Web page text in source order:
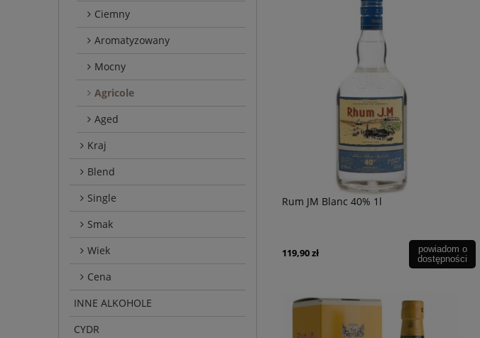
Ciemny
Aromatyzowany
Mocny
Agricole
Aged
Kraj
Blend
Single
Smak
Wiek
Cena
INNE ALKOHOLE
CYDR
Rum JM Blanc 40% 1l
119,90 zł
powiadom o
dostępności